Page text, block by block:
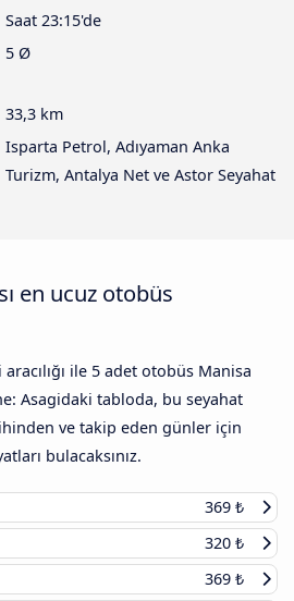
Saat 23:15'de
5 Ø
33,3 km
Isparta Petrol, Adıyaman Anka
Turizm, Antalya Net ve Astor Seyahat
en ucuz otobüs
ile 5 adet otobüs Manisa
Asagidaki tabloda, bu seyahat
ve takip eden günler için
bulacaksınız.
369 ₺
320 ₺
369 ₺